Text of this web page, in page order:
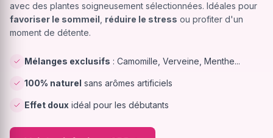
avec des plantes soigneusement sélectionnées. Idéales pour
favoriser le sommeil réduire le stress ou profiter d'un
moment de détente.
Mélanges exclusifs : Camomille, Verveine, Menthe...
100% naturel sans arômes artificiels
Effet doux idéal pour les débutants